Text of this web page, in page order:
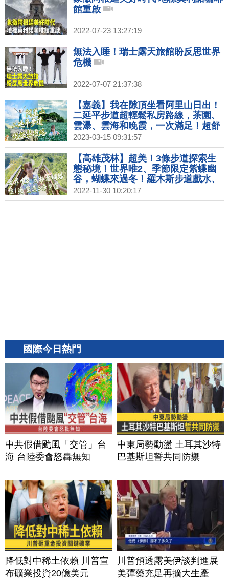
館重啟
2022-07-23 13:27:19
無法入睡！瑞士露天旅館盼反思世界
危機
2022-07-07 21:37:38
【嘉義】我在隙頂坐看阿里山日出！
二延平步道超輕鬆私房路線，茶園、
雲瀑、雲海和晚霞，一次滿足！超舒
適民宿，日出也悠閒。山上吃火鍋最
暖心，超大盆自家高山蔬菜真脆甜！
2天1夜超內行行程！｜1000步的繽紛
台灣(434)
2023-03-15 09:31:57
【高雄茂林】超美！3條步道探索生
態秘境！世界唯2、季節限定紫蝶幽
谷，蝴蝶來過冬！羅木斯步道戲水、
石板屋住一晚，吃魯凱青年堅持的部
落麵包；稜線上的小長城步道，一覽
2022-11-30 10:20:17
國際今日熱門
中共假借颱風「交管」台
海 台陸委會怒轟無知
中東局勢動盪 土耳其沙特
巴基斯坦誓共同防禦
降低對中稀土依賴 川普宣
布礦業投資20億美元
川普預透露美伊談判進展
美彈藥充足再擴大生產